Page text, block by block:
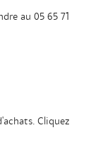
au 05 65 71
Cliquez